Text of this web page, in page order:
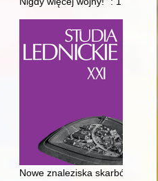
dokumentujących
Nowe znaleziska skarbów i